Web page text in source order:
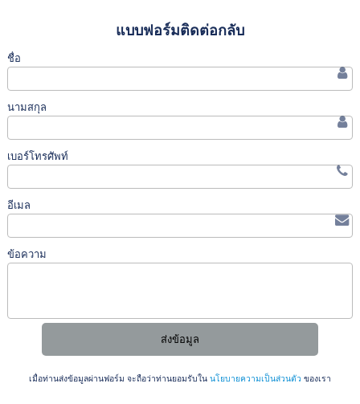
แบบฟอร์มติดต่อกลับ
ชื่อ
นามสกุล
เบอร์โทรศัพท์
อีเมล
ข้อความ
เมื่อท่านส่งข้อมูลผ่านฟอร์ม จะถือว่าท่านยอมรับในนโยบายความเป็นส่วนตัว ของเรา